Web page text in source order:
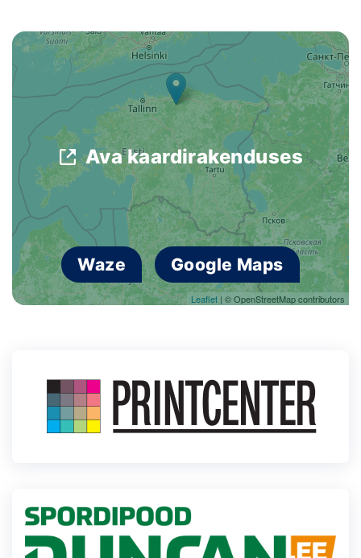
OTSI
Leaflet | © OpenStreetMap contributors
Ava kaardirakenduses
Waze Google Maps